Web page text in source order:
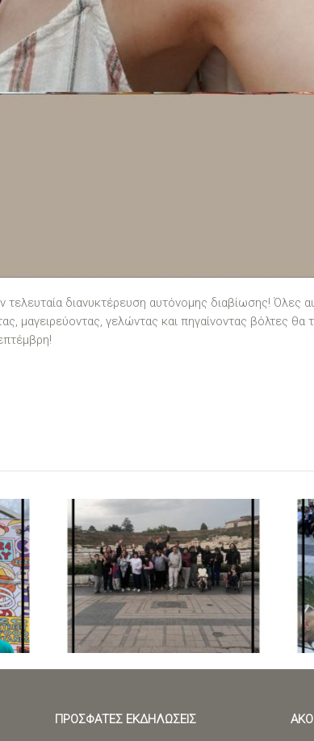
τελευταία διανυκτέρευση αυτόνομης διαβίωσης! Όλες
μαγειρεύοντας, γελώντας και πηγαίνοντας βόλτες θα
ΠΡΟΣΦΑΤΕΣ ΕΚΔΗΛΩΣΕΙΣ